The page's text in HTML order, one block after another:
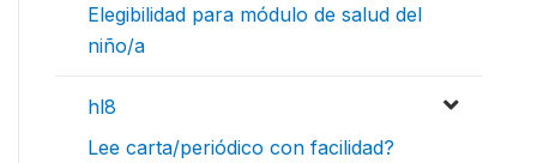
Elegibilidad para módulo de salud del
niño/a
hl8
Lee carta/periódico con facilidad?